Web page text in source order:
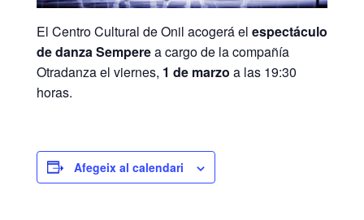
El Centro Cultural de Onil acogerá el espectáculo
de danza Semperea cargo de la compañía
Otradanza el viernes, 1 de marzo a las 19:30
horas.
Afegeix al calendari